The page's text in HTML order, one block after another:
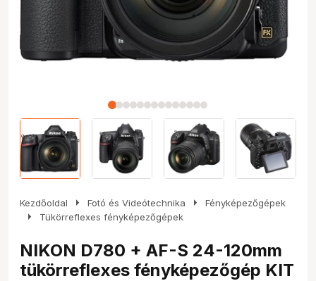
Kezdőoldal arrow_right Fotó és Videótechnika arrow_right Fényképezőgépek
arrow_right Tükörreflexes fényképezőgépek
NIKON D780 + AF-S 24-120mm
tükörreflexes fényképezőgép KIT